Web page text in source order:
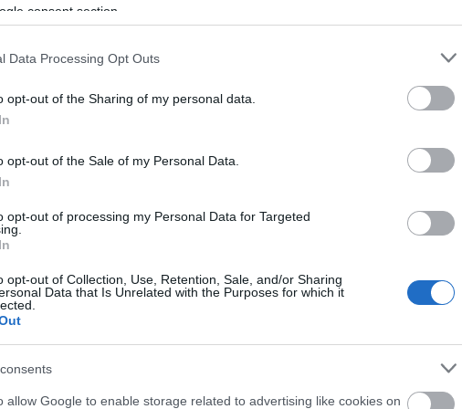
consent section.
Data Processing Opt Outs
opt-out of the Sharing of my personal data.
opt-out of the Sale of my Personal Data.
opt-out of processing my Personal Data for Targeted
opt-out of Collection, Use, Retention, Sale, and/or Sharing
Data that Is Unrelated with the Purposes for which it
allow Google to enable storage related to advertising like cookies on
fotó: screenrant.com
döntését. Aaron Sorkin Oscar-díjas
azokra a médiákra, amelyek
információt, azt mondta: "Az Egyesült
abból az alapelvből, amelyet a legjobban
Carell a kreatív önkifejezés szomorú napjának
korábban, hogy egy film vetítéseit beszüntették,
jelent.